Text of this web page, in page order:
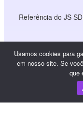
Referência do JS
Recursos
Centro de
Usamos cookies para
em nosso site. Se
que